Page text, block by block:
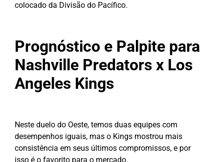
colocado da Divisão do Pacífico.
Prognóstico e Palpite para
Nashville Predators x Los
Angeles Kings
Neste duelo do Oeste, temos duas equipes com
desempenhos iguais, mas o Kings mostrou mais
consistência em seus últimos compromissos, e por
isso é o favorito para o mercado.